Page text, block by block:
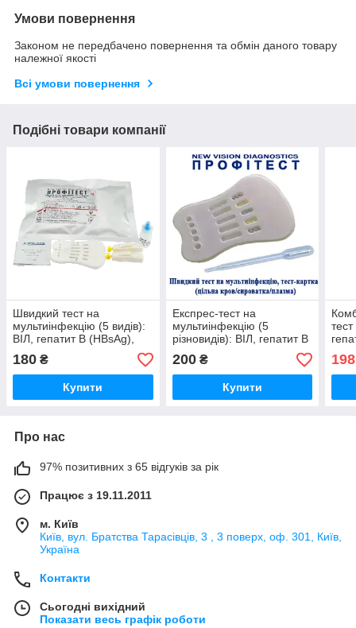
Умови повернення
Законом не передбачено повернення та обмін даного товару
належної якості
Всі умови повернення
Подібні товари компанії
Швидкий тест на
мультиінфекцію (5 видів):
ВІЛ, гепатит В (HBsAg),
гепатит B HBcAb, гепатит
С, силіліс, InTec Inc.
180 ₴
Купити
Експрес-тест на
мультиінфекцію (5
різновидів): ВІЛ, гепатит В
(HBsAg), гепатит В
(HBcAb), гепатит С,
сифіліс
200₴
Купити
198
Про нас
97% позитивних з 65 відгуків за рік
Працює з 19.11.2011
м. Київ
Київ, вул. Братства Тарасівців, 3 , 3 поверх, оф. 301, Київ,
Україна
Контакти
Сьогодні вихідний
Показати весь графік роботи